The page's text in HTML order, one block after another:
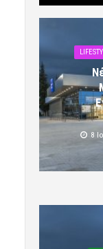
8